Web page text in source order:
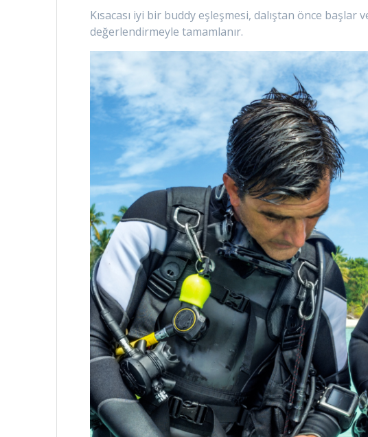
Kısacası iyi bir buddy eşleşmesi, dalıştan önce başlar
değerlendirmeyle tamamlanır.